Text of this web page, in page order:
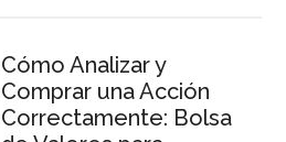
Cómo Analizar y
Comprar una Acción
Correctamente: Bolsa